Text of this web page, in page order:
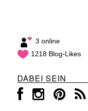
3 online
1218 Blog-Likes
DABEI SEIN